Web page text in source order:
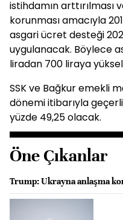
istihdamın arttırılması
korunması amacıyla
asgari ücret desteği
uygulanacak. Böylece
liradan 700 liraya
SSK ve Bağkur emekli
dönemi itibarıyla
yüzde 49,25 olacak.
Öne Çıkanlar
Trump: Ukrayna anlaşma